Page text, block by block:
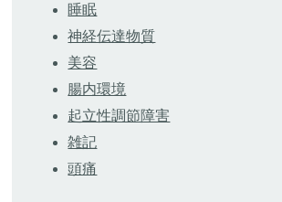
睡眠
神経伝達物質
美容
腸内環境
起立性調節障害
雑記
頭痛